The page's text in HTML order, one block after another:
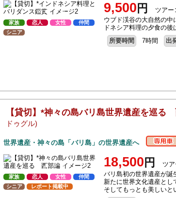
家族 恋人 女性
仲間
シニア
9,500 円
ツアー
ウブド渓谷の大自然の
ドネシア料理の夕食の
所要時間
7時間 出
【貸切】*神々の島バリ島世界遺産を巡る
ドゥグル)
世界遺産・神々の島「バリ島」の世界遺産へ
家族 恋人 女性
仲間
シニア
レポート掲載中
18,500 円
ツ
バリ島初の世界遺産が誕
新たに世界文化遺産とし
そしてもっとも美しい